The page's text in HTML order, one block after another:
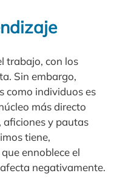
trabajo, con los
Sin embargo,
como individuos es
más directo
y pautas
tiene,
ennoblece el
negativamente.